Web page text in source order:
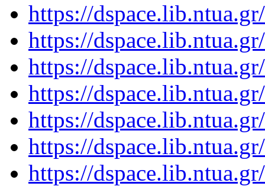
https://
https://
https://
https://
https://
https://
https://